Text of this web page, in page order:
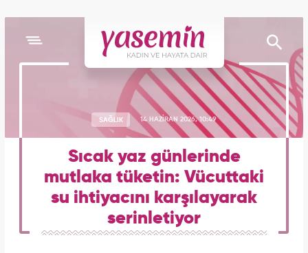
SAĞLIK 14 HAZİRAN 2026, 10:49
Sıcak yaz günlerinde
mutlaka tüketin: Vücuttaki
su ihtiyacını karşılayarak
serinletiyor